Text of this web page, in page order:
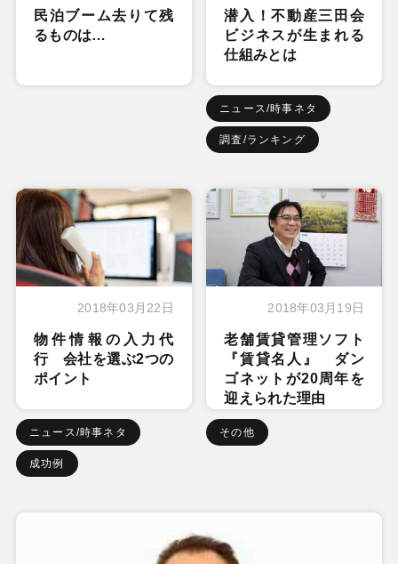
民泊ブーム去りて残
るものは…
潜入！不動産三田会
ビジネスが生まれる
仕組みとは
ニュース/時事ネタ
調査/ランキング
2018年03月22日
物件情報の入力代
行 会社を選ぶ2つの
ポイント
ニュース/時事ネタ
成功例
2018年03月19日
老舗賃貸管理ソフト
『賃貸名人』 ダン
ゴネットが20周年を
迎えられた理由
その他